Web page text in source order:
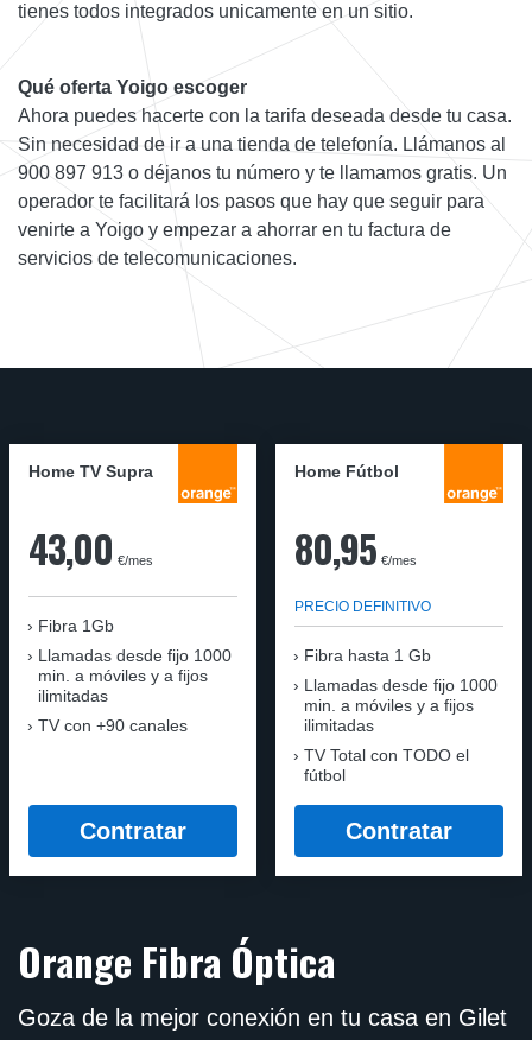
tienes todos integrados unicamente en un sitio.
Qué oferta Yoigo escoger
Ahora puedes hacerte con la tarifa deseada desde tu casa.
Sin necesidad de ir a una tienda de telefonía. Llámanos al
900 897 913 o déjanos tu número y te llamamos gratis. Un
operador te facilitará los pasos que hay que seguir para
venirte a Yoigo y empezar a ahorrar en tu factura de
servicios de telecomunicaciones.
Home TV Supra
43,00 €/mes
Fibra 1Gb
Llamadas desde fijo 1000
min. a móviles y a fijos
ilimitadas
TV con +90 canales
Contratar
Home Fútbol
80,95 €/mes
PRECIO DEFINITIVO
Fibra hasta 1 Gb
Llamadas desde fijo 1000
min. a móviles y a fijos
ilimitadas
TV Total con TODO el
fútbol
Contratar
Orange Fibra Óptica
Goza de la mejor conexión en tu casa en Gilet